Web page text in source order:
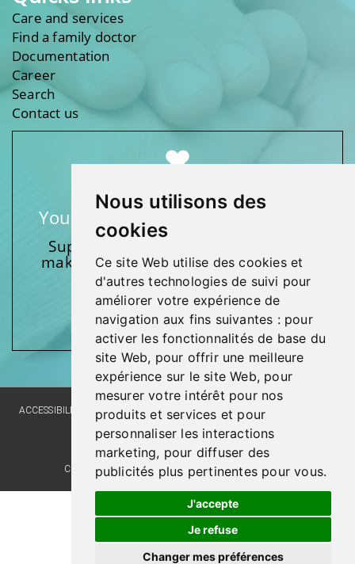
Nous utilisons des
cookies
Ce site Web utilise des cookies et
d'autres technologies de suivi pour
améliorer votre expérience de
navigation aux fins suivantes : pour
activer les fonctionnalités de base du
site Web, pour offrir une meilleure
expérience sur le site Web, pour
mesurer votre intérêt pour nos
produits et services et pour
personnaliser les interactions
marketing, pour diffuser des
publicités plus pertinentes pour vous.
J'accepte
Je refuse
Changer mes préférences
Care and services
Find a family doctor
Documentation
Career
Search
Contact us
Your support makes a difference
Support one of our foundations by
making a donation and participating
in activities.
Give generously!
ACCESSIBILITY SITE MAP LANGUAGE POLICY PRIVACY POLICY
WEBSITE DEVELOPMENT
COMMENTS, SUGGESTIONS, ACKNOWLEDGMENTS
© Santé Québec Laval, 2026